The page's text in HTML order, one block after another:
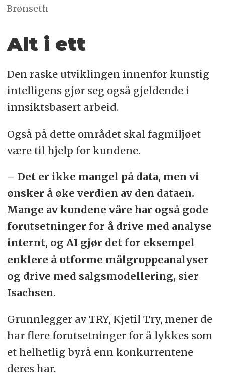
Brønseth
Alt i ett
Den raske utviklingen innenfor kunstig
intelligens gjør seg også gjeldende i
innsiktsbasert arbeid.
Også på dette området skal fagmiljøet
være til hjelp for kundene.
– Det er ikke mangel på data, men vi
ønsker å øke verdien av den dataen.
Mange av kundene våre har også gode
forutsetninger for å drive med analyse
internt, og AI gjør det for eksempel
enklere å utforme målgruppeanalyser
og drive med salgsmodellering, sier
Isachsen.
Grunnlegger av TRY, Kjetil Try, mener de
har flere forutsetninger for å lykkes som
et helhetlig byrå enn konkurrentene
deres har.